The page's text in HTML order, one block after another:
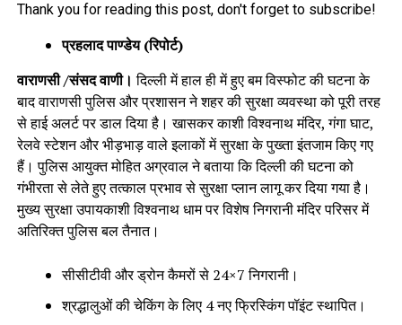
Thank you for reading this post, don't forget to subscribe!
प्रहलाद पाण्डेय (रिपोर्ट)
वाराणसी /संसद वाणी। दिल्ली में हाल ही में हुए बम विस्फोट की घटना के
बाद वाराणसी पुलिस और प्रशासन ने शहर की सुरक्षा व्यवस्था को पूरी तरह
से हाई अलर्ट पर डाल दिया है। खासकर काशी विश्वनाथ मंदिर, गंगा घाट,
रेलवे स्टेशन और भीड़भाड़ वाले इलाकों में सुरक्षा के पुख्ता इंतजाम किए गए
हैं। पुलिस आयुक्त मोहित अग्रवाल ने बताया कि दिल्ली की घटना को
गंभीरता से लेते हुए तत्काल प्रभाव से सुरक्षा प्लान लागू कर दिया गया है।
मुख्य सुरक्षा उपायकाशी विश्वनाथ धाम पर विशेष निगरानी मंदिर परिसर में
अतिरिक्त पुलिस बल तैनात।
सीसीटीवी और ड्रोन कैमरों से 24×7 निगरानी।
श्रद्धालुओं की चेकिंग के लिए 4 नए फ्रिस्किंग पॉइंट स्थापित।